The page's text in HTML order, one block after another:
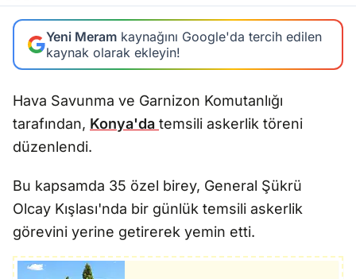
Yeni Meram kaynağını Google'da tercih edilen
kaynak olarak ekleyin!
Hava Savunma ve Garnizon Komutanlığı
tarafından, Konya'da temsili askerlik töreni
düzenlendi.
Bu kapsamda 35 özel birey, General Şükrü
Olcay Kışlası'nda bir günlük temsili askerlik
görevini yerine getirerek yemin etti.